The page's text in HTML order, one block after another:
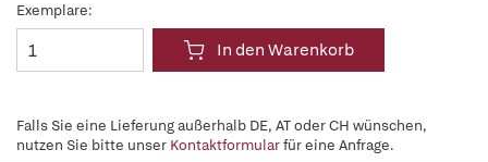
Exemplare:
In den Warenkorb
Falls Sie eine Lieferung außerhalb DE, AT oder CH wünschen,
nutzen Sie bitte unser Kontaktformularfür eine Anfrage.